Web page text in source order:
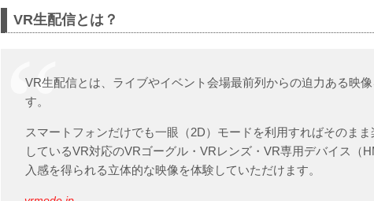
VR生配信とは？
VR生配信とは、ライブやイベント会場最前列からの迫力ある映
す。
スマートフォンだけでも一眼（2D）モードを利用すればそのま
しているVR対応のVRゴーグル・VRレンズ・VR専用デバイス（
入感を得られる立体的な映像を体験していただけます。